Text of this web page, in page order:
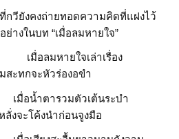
คงถ่ายทอดความคิดที่แฝงไว้
างในบท “เมื่อลมหายใจ”
จเล่าเรื่อง
หัวร่องอขำ
ตัวเต้นระบำ
นำก่อนจูงมือ